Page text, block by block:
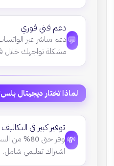
💬
دعم فني فوري
دعم مباشر عبر
مشكلة تواجهك خلال
لماذا تختار ديجيتال
💸
توفير كبير في التكاليف
وفر حتى 80%
من
اشتراك تعليمي شامل.